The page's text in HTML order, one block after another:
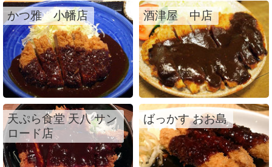
かつ雅 小幡店 酒津屋 中店
天ぷら食堂 天八 サン
ロード店
ばっかす おお島